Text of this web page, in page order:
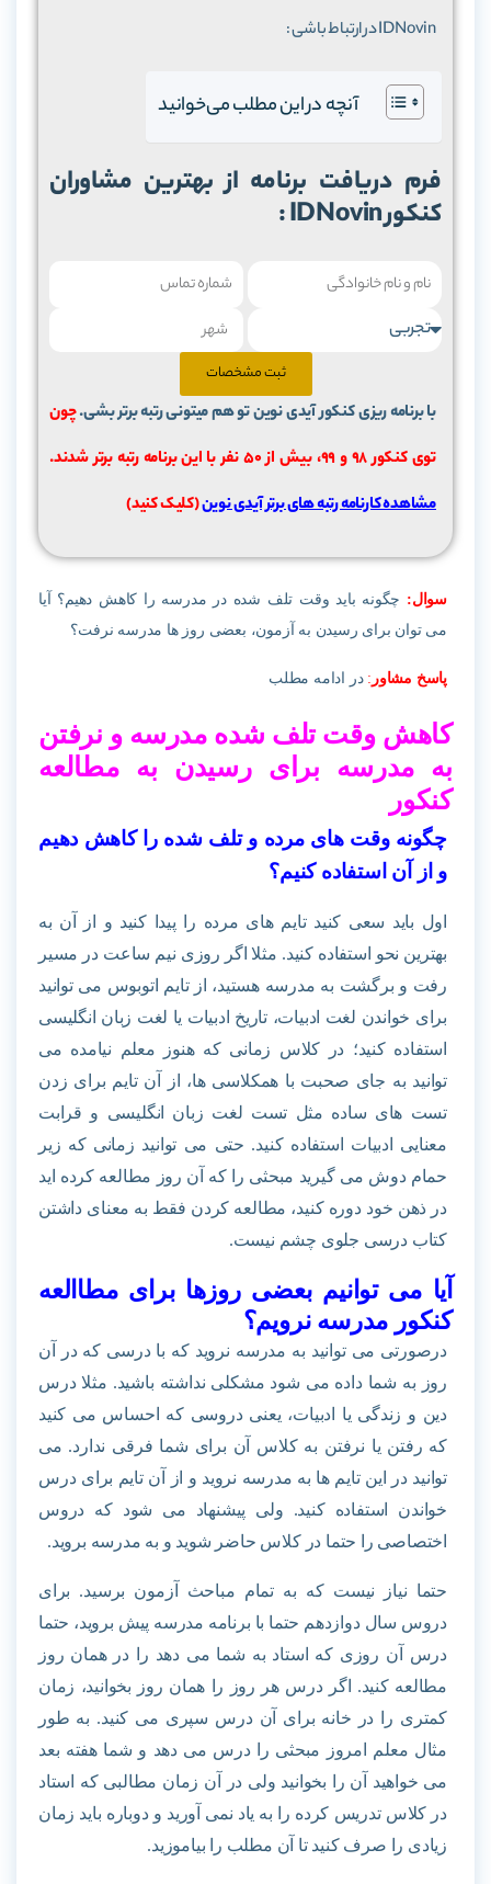
IDNovin در ارتباط باشی :
آنچه در این مطلب می‌خوانید
کنکور IDNovin :
ثبت مشخصات
با برنامه ریزی کنکور آیدی نوین تو هم میتونی رتبه برتر بشی.چون
توی کنکور 98 و 99، بیش از ۵۰ نفر با این برنامه رتبه برتر شدند.
مشاهده کارنامه رتبه های برتر آیدی نوین(کلیک کنید)
سوال: چگونه باید وقت تلف شده در مدرسه را کاهش دهیم؟ آیا
می توان برای رسیدن به آزمون، بعضی روز ها مدرسه نرفت؟
پاسخ مشاور : در ادامه مطلب
کاهش وقت تلف شده مدرسه و نرفتن
به مدرسه برای رسیدن به مطالعه
کنکور
چگونه وقت های مرده و تلف شده را کاهش دهیم
و از آن استفاده کنیم؟
اول باید سعی کنید تایم های مرده را پیدا کنید و از آن به
بهترین نحو استفاده کنید. مثلا اگر روزی نیم ساعت در مسیر
رفت و برگشت به مدرسه هستید، از تایم اتوبوس می توانید
برای خواندن لغت ادبیات، تاریخ ادبیات یا لغت زبان انگلیسی
استفاده کنید؛ در کلاس زمانی که هنوز معلم نیامده می
توانید به جای صحبت با همکلاسی ها، از آن تایم برای زدن
تست های ساده مثل تست لغت زبان انگلیسی و قرابت
معنایی ادبیات استفاده کنید. حتی می توانید زمانی که زیر
حمام دوش می گیرید مبحثی را که آن روز مطالعه کرده اید
در ذهن خود دوره کنید، مطالعه کردن فقط به معنای داشتن
کتاب درسی جلوی چشم نیست.
آیا می توانیم بعضی روزها برای مطاالعه
کنکور مدرسه نرویم؟
درصورتی می توانید به مدرسه نروید که با درسی که در آن
روز به شما داده می شود مشکلی نداشته باشید. مثلا درس
دین و زندگی یا ادبیات، یعنی دروسی که احساس می کنید
که رفتن یا نرفتن به کلاس آن برای شما فرقی ندارد. می
توانید در این تایم ها به مدرسه نروید و از آن تایم برای درس
خواندن استفاده کنید. ولی پیشنهاد می شود که دروس
اختصاصی را حتما در کلاس حاضر شوید و به مدرسه بروید.
حتما نیاز نیست که به تمام مباحث آزمون برسید. برای
دروس سال دوازدهم حتما با برنامه مدرسه پیش بروید، حتما
درس آن روزی که استاد به شما می دهد را در همان روز
مطالعه کنید. اگر درس هر روز را همان روز بخوانید، زمان
کمتری را در خانه برای آن درس سپری می کنید. به طور
مثال معلم امروز مبحثی را درس می دهد و شما هفته بعد
می خواهید آن را بخوانید ولی در آن زمان مطالبی که استاد
در کلاس تدریس کرده را به یاد نمی آورید و دوباره باید زمان
زیادی را صرف کنید تا آن مطلب را بیاموزید.